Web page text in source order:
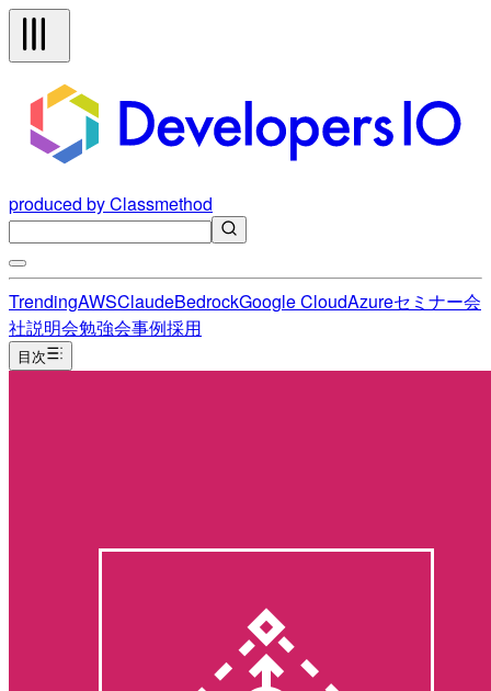
produced by Classmethod
TrendingAWSClaudeBedrockGoogle CloudAzureセミナー会
社説明会勉強会事例採用
目次